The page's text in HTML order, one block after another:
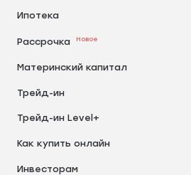
Ипотека
Рассрочка Новое
Материнский капитал
Трейд-ин
Трейд-ин Level+
Как купить онлайн
Инвесторам